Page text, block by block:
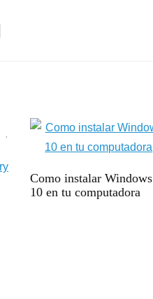
Como instalar Windows
10 en tu computadora